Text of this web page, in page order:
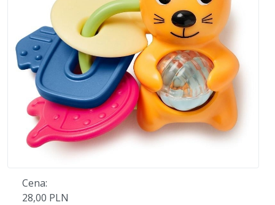
Cena:
28,00 PLN